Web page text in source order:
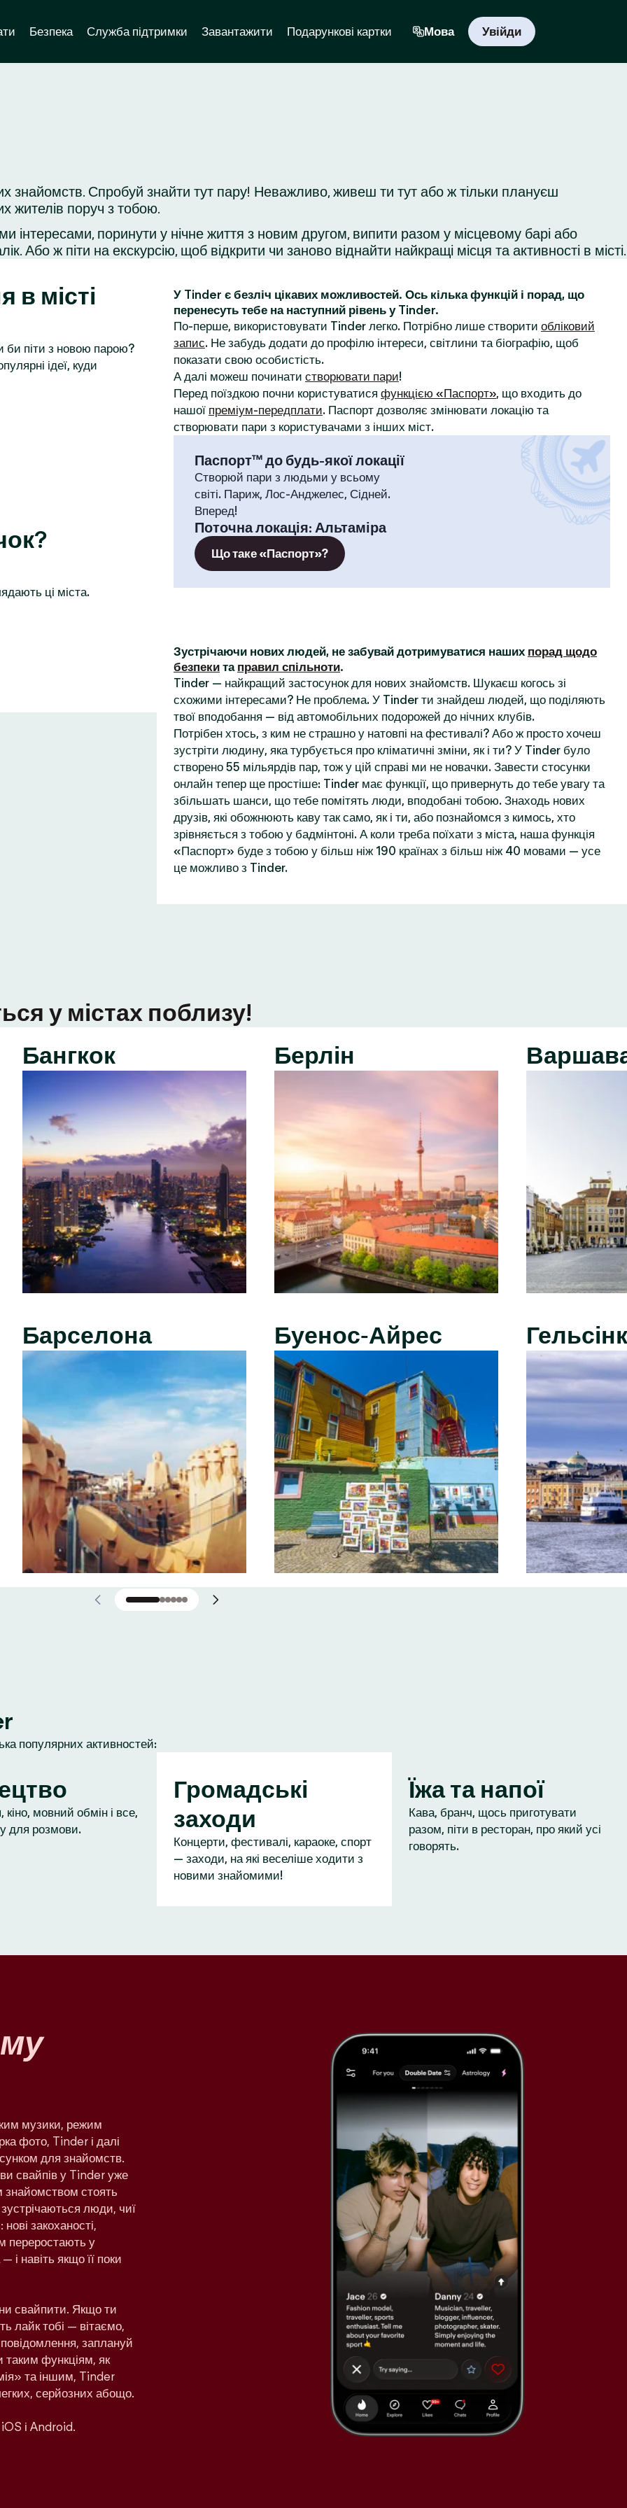
Безпека Служба підтримки Завантажити Подарункові картки Мова Увійди
знайомств. Спробуй знайти тут пару! Неважливо, живеш ти тут або ж тільки плануєш
жителів поруч з тобою.
інтересами, поринути у нічне життя з новим другом, випити разом у місцевому барі або
Або ж піти на екскурсію, щоб відкрити чи заново віднайти найкращі місця та активності в місті.
в місті
би піти з новою парою?
ідеї, куди
ці міста.
У Tinder є безліч цікавих можливостей. Ось кілька функцій і порад, що
перенесуть тебе на наступний рівень у Tinder.
По-перше, використовувати Tinder легко. Потрібно лише створити обліковий
запис. Не забудь додати до профілю інтереси, світлини та біографію, щоб
показати свою особистість.
А далі можеш починати створювати пари!
Перед поїздкою почни користуватися функцією «Паспорт», що входить до
нашої преміум-передплати. Паспорт дозволяє змінювати локацію та
створювати пари з користувачами з інших міст.
Паспорт™ до будь-якої локації
Створюй пари з людьми у всьому
світі. Париж, Лос-Анджелес, Сідней.
Вперед!
Поточна локація: Альтаміра
Що таке «Паспорт»?
Зустрічаючи нових людей, не забувай дотримуватися наших порад щодо
безпеки та правил спільноти.
Tinder — найкращий застосунок для нових знайомств. Шукаєш когось зі
схожими інтересами? Не проблема. У Tinder ти знайдеш людей, що поділяють
твої вподобання — від автомобільних подорожей до нічних клубів.
Потрібен хтось, з ким не страшно у натовпі на фестивалі? Або ж просто хочеш
зустріти людину, яка турбується про кліматичні зміни, як і ти? У Tinder було
створено 55 мільярдів пар, тож у цій справі ми не новачки. Завести стосунки
онлайн тепер ще простіше: Tinder має функції, що привернуть до тебе увагу та
збільшать шанси, що тебе помітять люди, вподобані тобою. Знаходь нових
друзів, які обожнюють каву так само, як і ти, або познайомся з кимось, хто
зрівняється з тобою у бадмінтоні. А коли треба поїхати з міста, наша функція
«Паспорт» буде з тобою у більш ніж 190 країнах з більш ніж 40 мовами — усе
це можливо з Tinder.
у містах поблизу!
Бангкок
Барселона
Берлін
Буенос-Айрес
популярних активностей:
кіно, мовний обмін і все,
для розмови.
Громадські
заходи
Концерти, фестивалі, караоке, спорт
— заходи, на які веселіше ходити з
новими знайомими!
Їжа та напої
Кава, бранч, щось приготувати
разом, піти в ресторан, про який усі
говорять.
музики, режим
фото, Tinder і далі
для знайомств.
свайпів у Tinder уже
знайомством стоять
люди, чиї
закоханості,
переростають у
і навіть якщо її поки
свайпити. Якщо ти
лайк тобі — вітаємо,
заплануй
таким функціям, як
та іншим, Tinder
серйозних абощо.
і Android.